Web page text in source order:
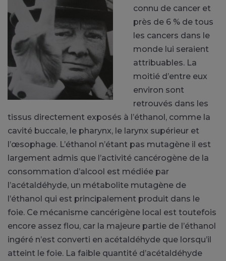
connu de cancer et
près de 6 % de tous
les cancers dans le
monde lui seraient
attribuables. La
moitié d’entre eux
environ sont
retrouvés dans les
tissus directement exposés à l’éthanol, comme la
cavité buccale, le pharynx, le larynx supérieur et
l’œsophage. L’éthanol n’étant pas mutagène il est
largement admis que l’activité cancérogène de la
consommation d’alcool est médiée par
l’acétaldéhyde, un métabolite mutagène de
l’éthanol qui est principalement produit dans le
foie. Ce mécanisme cancérigène local est toutefois
encore assez flou, car la majeure partie de l’éthanol
ingéré n’est converti en acétaldéhyde que lorsqu’il
atteint le foie. La faible quantité d’acétaldéhyde